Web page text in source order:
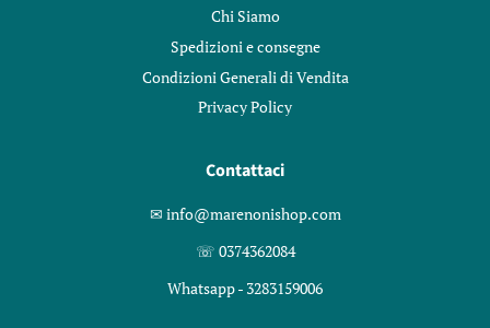
Chi Siamo
Spedizioni e consegne
Condizioni Generali di Vendita
Privacy Policy
Contattaci
✉︎ info@marenonishop.com
☏ 0374362084
Whatsapp - 3283159006